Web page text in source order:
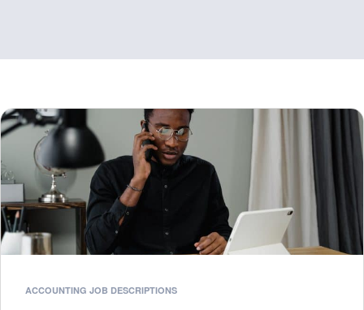
ACCOUNTING JOB DESCRIPTIONS